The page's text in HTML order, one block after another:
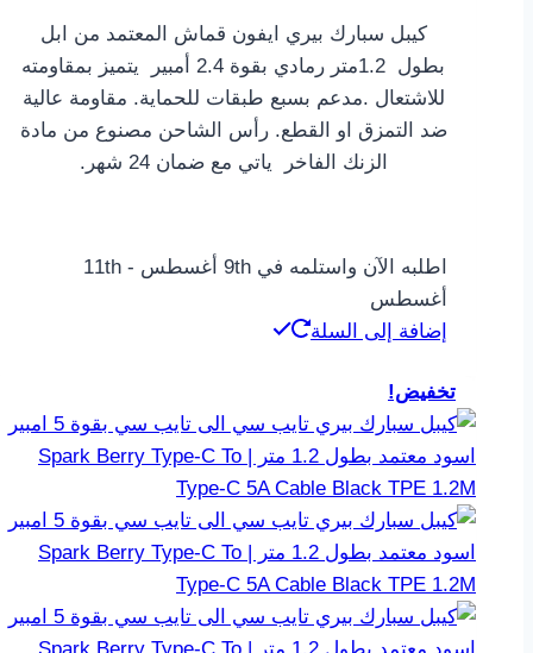
كيبل سبارك بيري ايفون قماش المعتمد من ابل
بطول 1.2متر رمادي بقوة 2.4 أمبير يتميز بمقاومته
للاشتعال .مدعم بسبع طبقات للحماية. مقاومة عالية
ضد التمزق او القطع. رأس الشاحن مصنوع من مادة
الزنك الفاخر ياتي مع ضمان 24 شهر.
اطلبه الآن واستلمه في 9th أغسطس - 11th
أغسطس
إضافة إلى السلة
تخفيض!